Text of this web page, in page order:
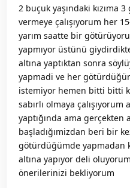
2 buçuk yaşındaki kızıma
vermeye çalışıyorum her
yarım saatte bir
yapmıyor üstünü
altına yaptıktan sonra
yapmadi ve her
istemiyor hemen bitti bitti
sabırlı olmaya çalışıyorum
yaptığında ama gerçekten
başladığımizdan beri bir
götürdüğümde yapmadan
altına yapıyor deli
önerilerinizi bekliyorum